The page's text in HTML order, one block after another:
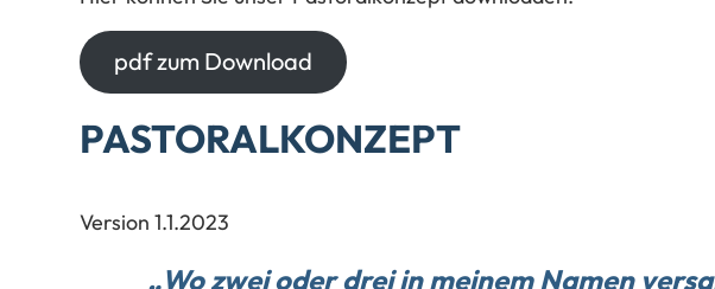
pdf zum Download
PASTORALKONZEPT
Version 1.1.2023
„Wo zwei oder drei in meinem Namen